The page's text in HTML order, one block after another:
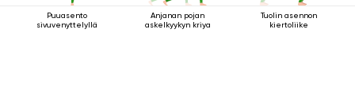
Puuasento
sivuvenyttelyllä
Anjanan pojan
askelkyykyn kriya
Tuolin asennon
kiertoliike